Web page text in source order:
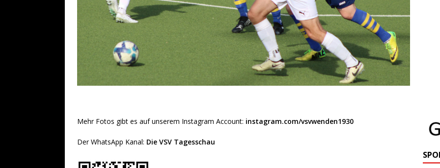
Mehr Fotos gibt es auf unserem Instagram Account: instagram.com/vsvwenden1930
Der WhatsApp Kanal: Die VSV Tagesschau